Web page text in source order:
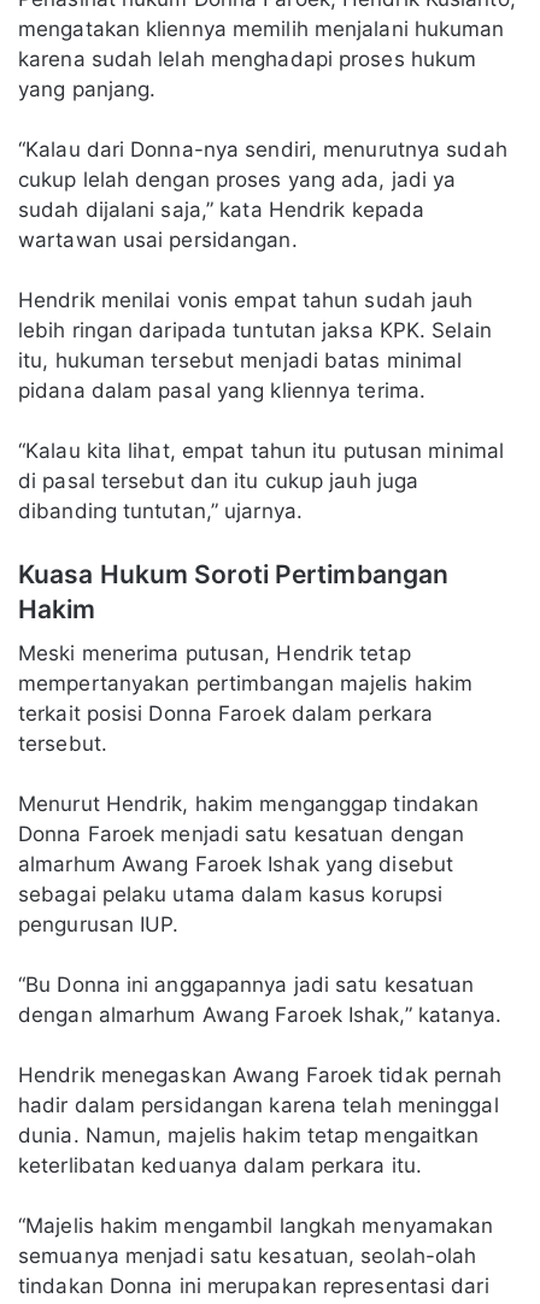
mengatakan kliennya memilih menjalani hukuman
karena sudah lelah menghadapi proses hukum
yang panjang.
“Kalau dari Donna-nya sendiri, menurutnya sudah
cukup lelah dengan proses yang ada, jadi ya
sudah dijalani saja,” kata Hendrik kepada
wartawan usai persidangan.
Hendrik menilai vonis empat tahun sudah jauh
lebih ringan daripada tuntutan jaksa KPK. Selain
itu, hukuman tersebut menjadi batas minimal
pidana dalam pasal yang kliennya terima.
“Kalau kita lihat, empat tahun itu putusan minimal
di pasal tersebut dan itu cukup jauh juga
dibanding tuntutan,” ujarnya.
Kuasa Hukum Soroti Pertimbangan
Hakim
Meski menerima putusan, Hendrik tetap
mempertanyakan pertimbangan majelis hakim
terkait posisi Donna Faroek dalam perkara
tersebut.
Menurut Hendrik, hakim menganggap tindakan
Donna Faroek menjadi satu kesatuan dengan
almarhum Awang Faroek Ishak yang disebut
sebagai pelaku utama dalam kasus korupsi
pengurusan IUP.
“Bu Donna ini anggapannya jadi satu kesatuan
dengan almarhum Awang Faroek Ishak,” katanya.
Hendrik menegaskan Awang Faroek tidak pernah
hadir dalam persidangan karena telah meninggal
dunia. Namun, majelis hakim tetap mengaitkan
keterlibatan keduanya dalam perkara itu.
“Majelis hakim mengambil langkah menyamakan
semuanya menjadi satu kesatuan, seolah-olah
tindakan Donna ini merupakan representasi dari